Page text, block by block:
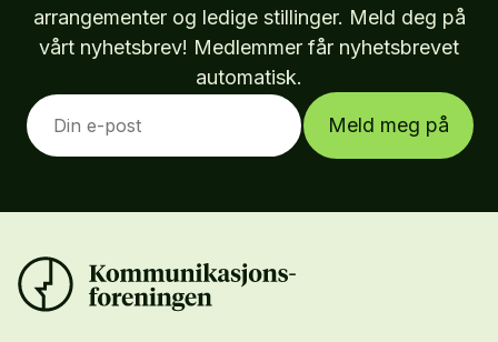
arrangementer og ledige stillinger. Meld deg på
vårt nyhetsbrev! Medlemmer får nyhetsbrevet
automatisk.
Meld meg på